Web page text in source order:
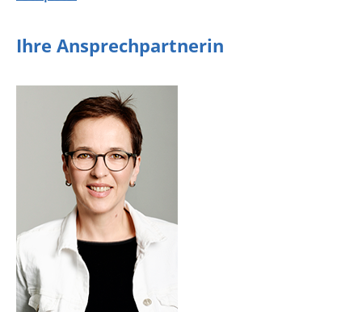
Ihre Ansprechpartnerin